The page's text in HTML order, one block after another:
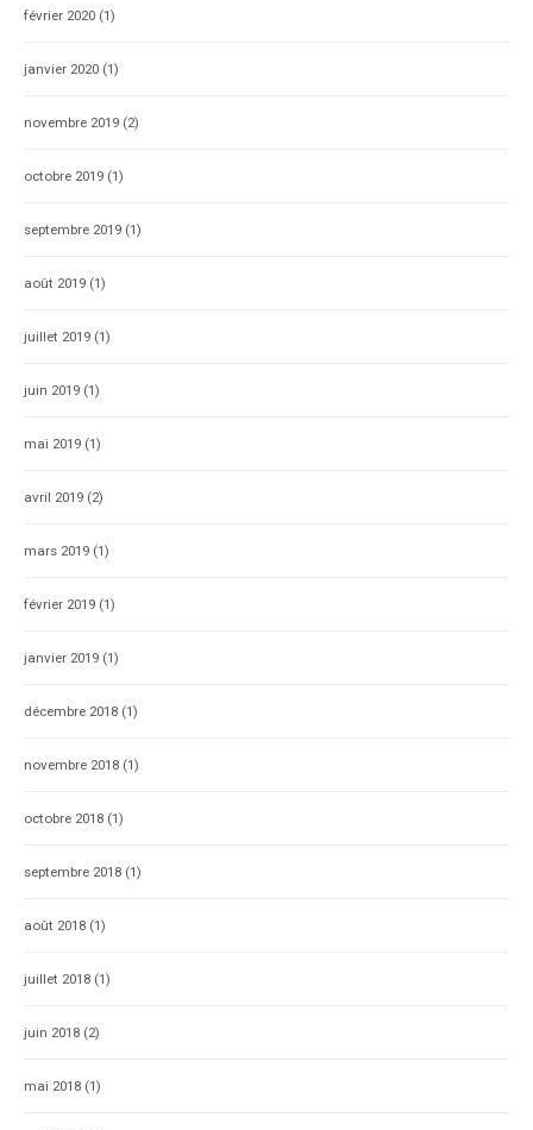
février 2020 (1)
janvier 2020 (1)
novembre 2019 (2)
octobre 2019 (1)
septembre 2019 (1)
août 2019 (1)
juillet 2019 (1)
juin 2019 (1)
mai 2019 (1)
avril 2019 (2)
mars 2019 (1)
février 2019 (1)
janvier 2019 (1)
décembre 2018 (1)
novembre 2018 (1)
octobre 2018 (1)
septembre 2018 (1)
août 2018 (1)
juillet 2018 (1)
juin 2018 (2)
mai 2018 (1)